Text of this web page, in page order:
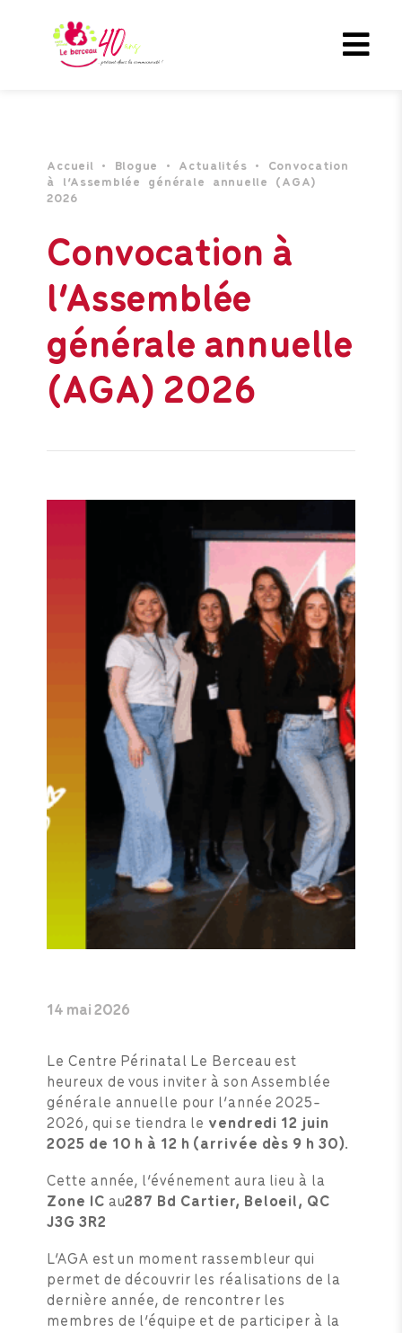
Accueil • Blogue • Actualités • Convocation
à l’Assemblée générale annuelle (AGA)
2026
Convocation à
l’Assemblée
générale annuelle
(AGA) 2026
14 mai 2026
Le Centre Périnatal Le Berceau est
heureux de vous inviter à son Assemblée
générale annuelle pour l’année 2025-
2026, qui se tiendra le vendredi 12 juin
2025 de 10 h à 12 h (arrivée dès 9 h 30).
Cette année, l’événement aura lieu à la
Zone IC au287 Bd Cartier, Beloeil, QC
J3G 3R2
L’AGA est un moment rassembleur qui
permet de découvrir les réalisations de la
dernière année, de rencontrer les
membres de l’équipe et de participer à la